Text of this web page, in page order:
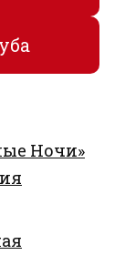
Ночи»